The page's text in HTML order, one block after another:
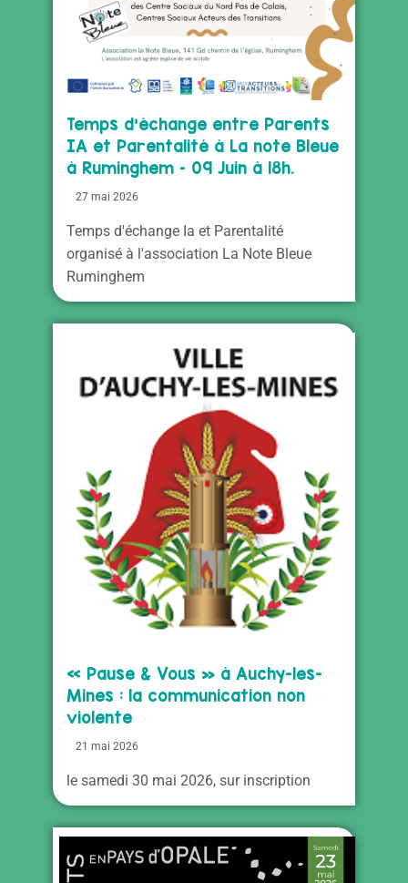
Temps d’échange entre Parents
IA et Parentalité à La note Bleue
à Ruminghem – 09 Juin à 18h.
27 mai 2026
Temps d'échange Ia et Parentalité
organisé à l'association La Note Bleue
Ruminghem
« Pause & Vous » à Auchy-les-
Mines : la communication non
violente
21 mai 2026
le samedi 30 mai 2026, sur inscription